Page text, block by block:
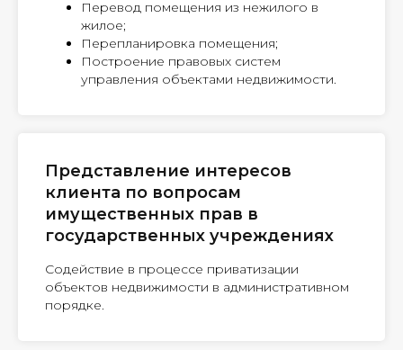
Перевод помещения из нежилого в
жилое;
Перепланировка помещения;
Построение правовых систем
управления объектами недвижимости.
Представление интересов
клиента по вопросам
имущественных прав в
государственных учреждениях
Содействие в процессе приватизации
объектов недвижимости в административном
порядке.